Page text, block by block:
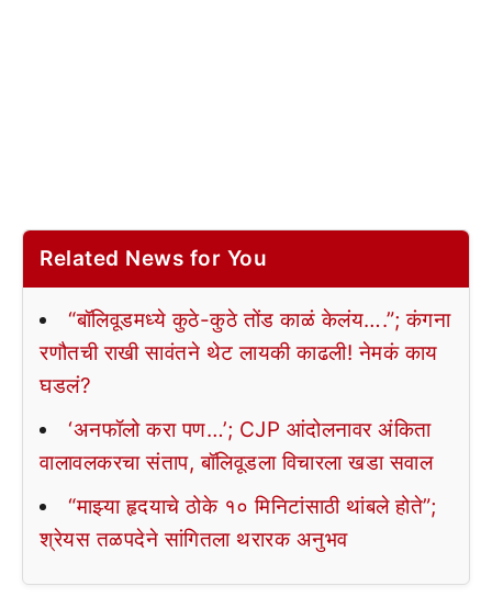
Related News for You
“बॉलिवूडमध्ये कुठे-कुठे तोंड काळं केलंय….”; कंगना
रणौतची राखी सावंतने थेट लायकी काढली! नेमकं काय
घडलं?
‘अनफॉलो करा पण…’; CJP आंदोलनावर अंकिता
वालावलकरचा संताप, बॉलिवूडला विचारला खडा सवाल
“माझ्या हृदयाचे ठोके १० मिनिटांसाठी थांबले होते”;
श्रेयस तळपदेने सांगितला थरारक अनुभव